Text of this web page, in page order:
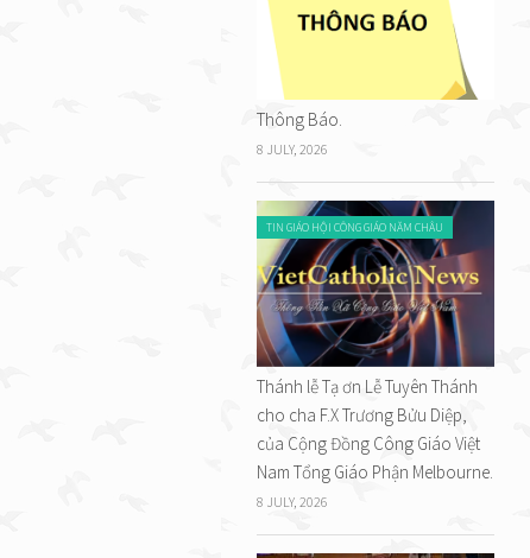
Thông Báo.
8 JULY, 2026
TIN GIÁO HỘI CÔNG GIÁO NĂM CHÂU
Thánh lễ Tạ ơn Lễ Tuyên Thánh
cho cha F.X Trương Bửu Diệp,
của Cộng Đồng Công Giáo Việt
Nam Tổng Giáo Phận Melbourne.
8 JULY, 2026